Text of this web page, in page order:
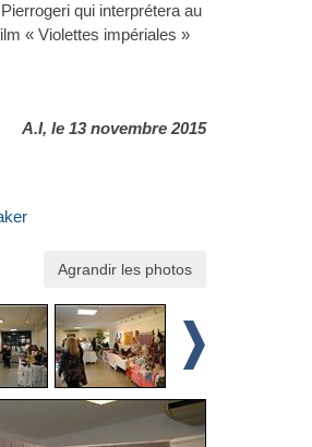
qui interprétera au
« Violettes impériales »
A.I, le 13 novembre 2015
Agrandir les photos